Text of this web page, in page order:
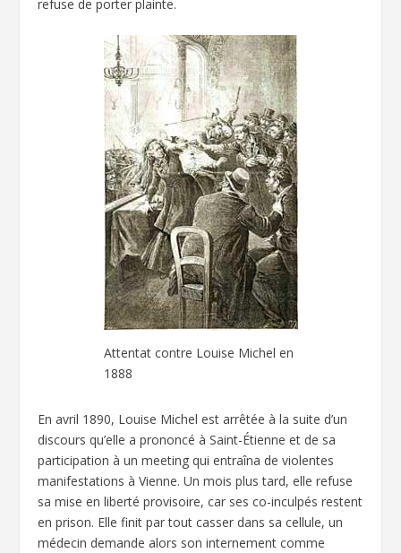
refuse de porter plainte.
Attentat contre Louise Michel en
1888
En avril 1890, Louise Michel est arrêtée à la suite d’un
discours qu’elle a prononcé à Saint-Étienne et de sa
participation à un meeting qui entraîna de violentes
manifestations à Vienne. Un mois plus tard, elle refuse
sa mise en liberté provisoire, car ses co-inculpés restent
en prison. Elle finit par tout casser dans sa cellule, un
médecin demande alors son internement comme